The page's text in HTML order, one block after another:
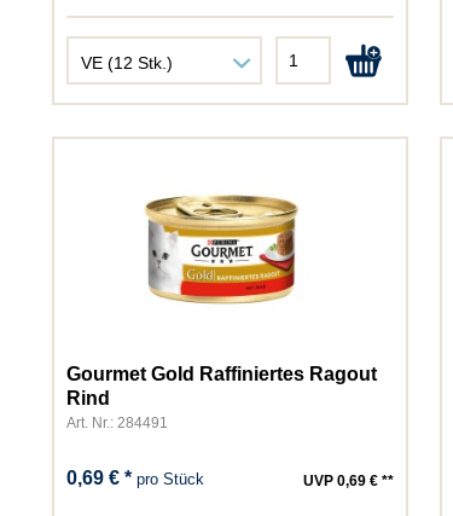
Gourmet Gold Raffiniertes Ragout
Rind
Art. Nr.: 284491
0,69 € * pro Stück UVP 0,69 € **